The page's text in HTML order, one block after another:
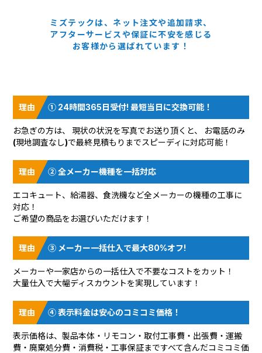
ミズテックは、ネット注文や追加請求、
アフターサービスや保証に不安を感じる
お客様から選ばれています！
① 24時間365日受付! 最短当日に交換可能！
お急ぎの方は、 現状の状況を写真でお送り頂く と、 お電話のみ
(現地調査なし)で最終見積もりまでスピーディに対応可能！
② 全メーカー機種を一括対応
エコキュート、給湯器、食洗機など全メーカーの機種の工事に
対応！
ご希望の商品をお選びいただけます！
③ メーカー一括仕入で最大80%オフ!
メーカーや一家店からの一括仕入で不要なコストをカット！
大量仕入で大幅ディスカウントを実現しています！
④ 表示料金は安心のコミコミ価格！
表示価格は、製品本体・リモコン・取付工事費・出張費・運搬
費・廃棄処分費・消費税・工事保証まですべて含んだコミコミ価